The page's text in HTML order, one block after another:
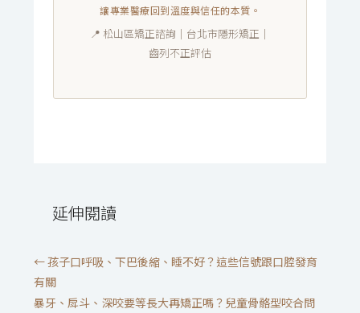
讓專業醫療回到溫度與信任的本質。
📍 松山區矯正諮詢｜台北市隱形矯正｜
齒列不正評估
延伸閱讀
←孩子口呼吸、下巴後縮、睡不好？這些信號跟口腔發育
有關
暴牙、戽斗、深咬要等長大再矯正嗎？兒童骨骼型咬合問